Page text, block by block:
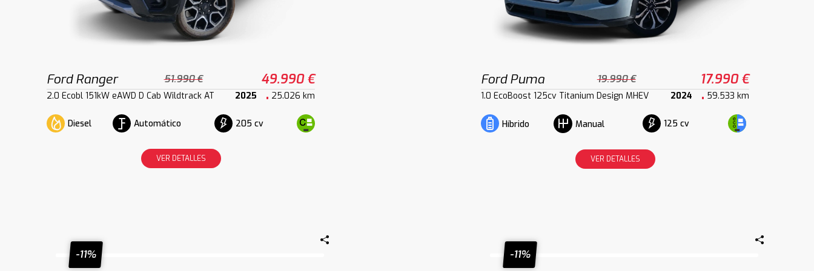
Ford Ranger 51.990 € 49.990 €
2.0 Ecobl 151kW eAWD D Cab Wildtrack AT 2025 25.026 km
Diesel Automático 205 cv
VER DETALLES
Ford Puma 19.990 € 17.990 €
1.0 EcoBoost 125cv Titanium Design MHEV 2024 59.533 km
Híbrido Manual 125 cv
VER DETALLES
-11% -11%